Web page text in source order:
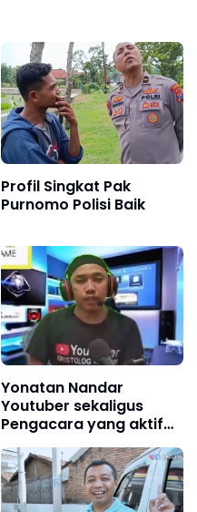
Profil Singkat Pak
Purnomo Polisi Baik
Yonatan Nandar
Youtuber sekaligus
Pengacara yang aktif
sebagai Debaters Islam
di YouTube dan TikTok